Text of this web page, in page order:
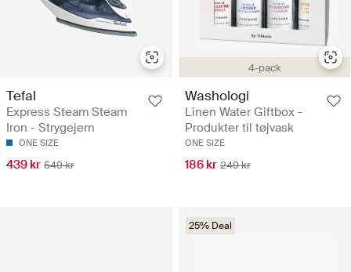
Tefal
Express Steam Steam
Iron - Strygejern
ONE SIZE
439 kr 549 kr
4-pack
Washologi
Linen Water Giftbox -
Produkter til tøjvask
ONE SIZE
186 kr 249 kr
25% Deal